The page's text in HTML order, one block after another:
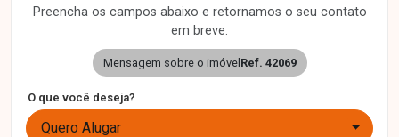
Preencha os campos abaixo e retornamos o seu contato
em breve.
Mensagem sobre o imóvel Ref. 42069
O que você deseja?
Quero Alugar